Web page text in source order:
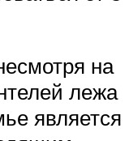
на
лежа
является